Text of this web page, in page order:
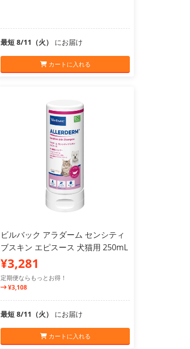
最短 8/11（火） にお届け
カートに入れる
ビルバック アラダーム センシティ
ブスキン エピスース 犬猫用 250mL
¥3,281
定期便ならもっとお得！
¥3,108
最短 8/11（火） にお届け
カートに入れる